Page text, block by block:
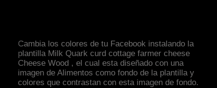
Cambia los colores de tu Facebook instalando la
plantilla Milk Quark curd cottage farmer cheese
Cheese Wood , el cual esta diseñado con una
imagen de Alimentos como fondo de la plantilla y
colores que contrastan con esta imagen de fondo.